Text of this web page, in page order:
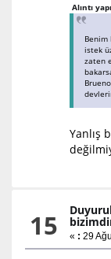
Alıntı
Benim
istek
zaten
Yanlış
15 « : 29